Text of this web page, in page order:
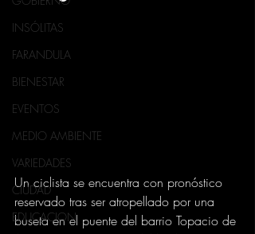
INSÓLITAS
FARANDULA
BIENESTAR
EVENTOS
MEDIO AMBIENTE
VARIEDADES
CIUDAD
EDUCACION
Un ciclista se encuentra con pronóstico
reservado tras ser atropellado por una
buseta en el puente del barrio Topacio de